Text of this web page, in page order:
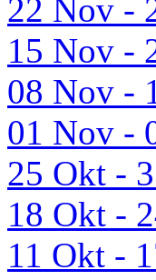
22 Nov -
15 Nov -
08 Nov -
01 Nov -
25 Okt -
18 Okt -
11 Okt -